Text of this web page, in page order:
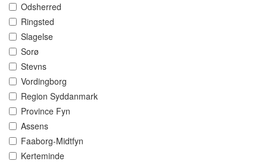
Odsherred
Ringsted
Slagelse
Sorø
Stevns
Vordingborg
Region Syddanmark
Province Fyn
Assens
Faaborg-Midtfyn
Kerteminde